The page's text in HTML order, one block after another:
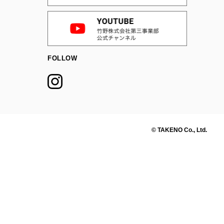
FOLLOW
© TAKENO Co., Ltd.